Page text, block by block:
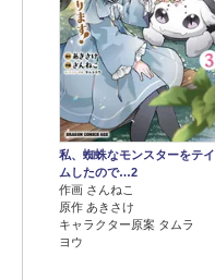
私、蜘蛛なモンスターをテイ
ムしたので…2
作画 さんねこ
原作 あきさけ
キャラクター原案 タムラ
ヨウ